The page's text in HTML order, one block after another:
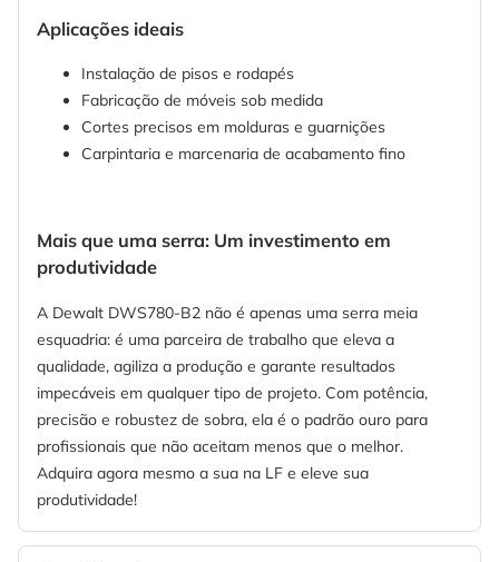
Aplicações ideais
Instalação de pisos e rodapés
Fabricação de móveis sob medida
Cortes precisos em molduras e guarnições
Carpintaria e marcenaria de acabamento fino
Mais que uma serra: Um investimento em
produtividade
A Dewalt DWS780-B2 não é apenas uma serra meia
esquadria: é uma parceira de trabalho que eleva a
qualidade, agiliza a produção e garante resultados
impecáveis em qualquer tipo de projeto. Com potência,
precisão e robustez de sobra, ela é o padrão ouro para
profissionais que não aceitam menos que o melhor.
Adquira agora mesmo a sua na LF e eleve sua
produtividade!